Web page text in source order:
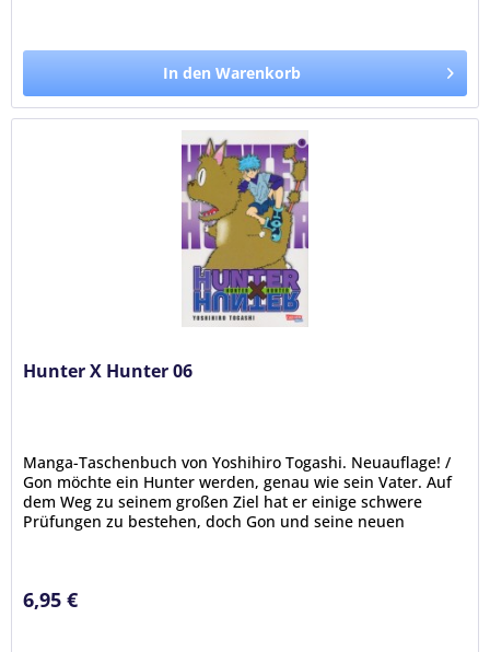
In den Warenkorb
Hunter X Hunter 06
Manga-Taschenbuch von Yoshihiro Togashi. Neuauflage! /
Gon möchte ein Hunter werden, genau wie sein Vater. Auf
dem Weg zu seinem großen Ziel hat er einige schwere
Prüfungen zu bestehen, doch Gon und seine neuen
6,95 €